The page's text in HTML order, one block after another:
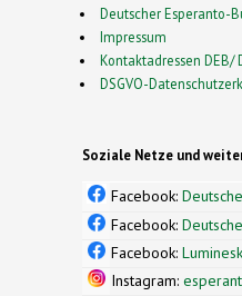
Deutscher Esperanto-
Impressum
Kontaktadressen DEB/
DSGVO-
Soziale Netze und
Facebook:
Facebook:
Facebook:
Instagram: